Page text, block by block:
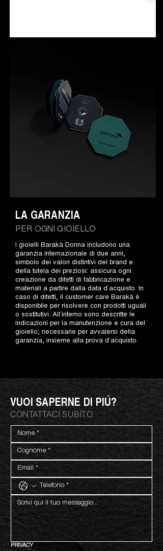
PER OGNI GIOIELLO
LA GARANZIA
I gioielli Barakà Donna includono una
garanzia internazionale di due anni,
simbolo dei valori distintivi del brand e
della tutela dei preziosi: assicura ogni
creazione da difetti di fabbricazione e
materiali a partire dalla data d’acquisto. In
caso di difetti, il customer care Barakà è
disponibile per risolvere con prodotti uguali
o sostitutivi. All’interno sono descritte le
indicazioni per la manutenzione e cura del
gioiello, necessarie per avvalersi della
garanzia, insieme alla prova d’acquisto.
VUOI SAPERNE DI PIÚ?
CONTATTACI SUBITO.
PRIVACY